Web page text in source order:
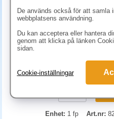
455 kr
Enhet: 1 fp Art.nr:
De används också för att samla
webbplatsens användning.
Du kan acceptera eller hantera
genom att klicka på länken
sidan.
Cookie-inställningar